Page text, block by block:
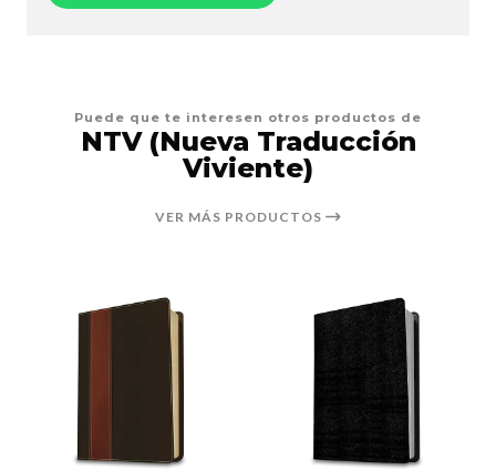
Puede que te interesen otros productos de
NTV (Nueva Traducción
Viviente)
VER MÁS PRODUCTOS